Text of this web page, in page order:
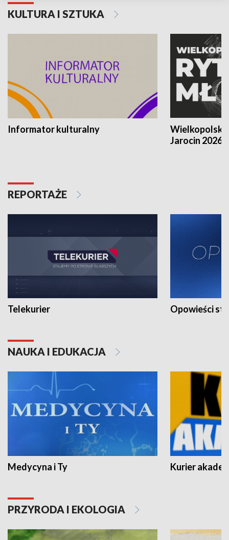
KULTURA I SZTUKA
Informator kulturalny
Jarocin 2026
REPORTAŻE
Telekurier Opowieści
NAUKA I EDUKACJA
Medycyna i Ty Kurier
PRZYRODA I EKOLOGIA